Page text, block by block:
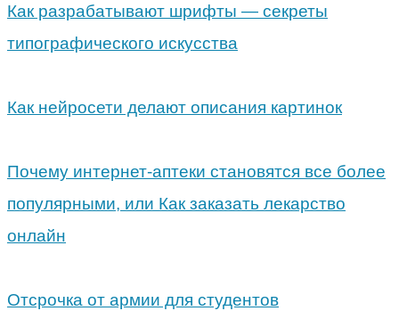
Как разрабатывают шрифты — секреты
типографического искусства
Как нейросети делают описания картинок
Почему интернет-аптеки становятся все более
популярными, или Как заказать лекарство
онлайн
Отсрочка от армии для студентов